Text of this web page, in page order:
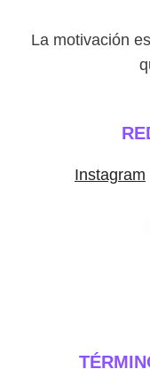
La motivación
Instagram